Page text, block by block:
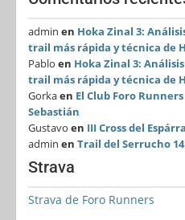
admin en Hoka Zinal 3:
trail más rápida y técnica de
Pablo en Hoka Zinal 3:
trail más rápida y técnica de
Gorkaen El Club Foro
Sebastián
Gustavo en III Cross del
admin en Trail del Serrucho 14
Strava
Strava de Foro Runners